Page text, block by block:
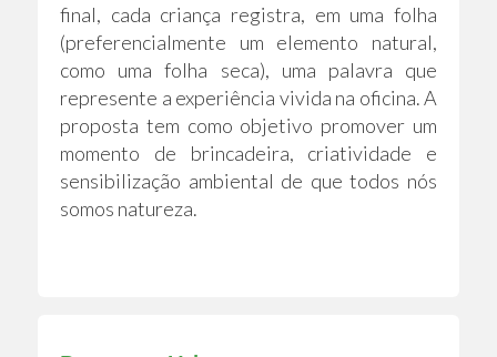
final, cada criança registra, em uma folha
(preferencialmente um elemento natural,
como uma folha seca), uma palavra que
represente a experiência vivida na oficina. A
proposta tem como objetivo promover um
momento de brincadeira, criatividade e
sensibilização ambiental de que todos nós
somos natureza.